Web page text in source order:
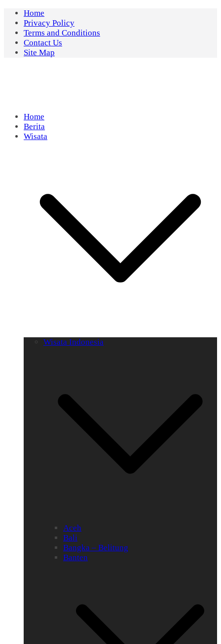
Skip
content
Home
Privacy Policy
Terms and Conditions
Contact Us
Site Map
Home
Berita
Wisata
Wisata Indonesia
Aceh
Bali
Bangka – Belitung
Banten